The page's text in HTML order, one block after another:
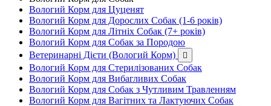
Вологий Корм для Цуценят
Вологий Корм для Дорослих Собак (1-6 років)
Вологий Корм для Літніх Собак (7+ років)
Вологий Корм для Собак за Породою
Ветеринарні Дієти (Вологий Корм)

Вологий Корм для Стерилізованих Собак
Вологий Корм для Вибагливих Собак
Вологий Корм для Собак з Чутливим Травленням
Вологий Корм для Вагітних та Лактуючих Собак